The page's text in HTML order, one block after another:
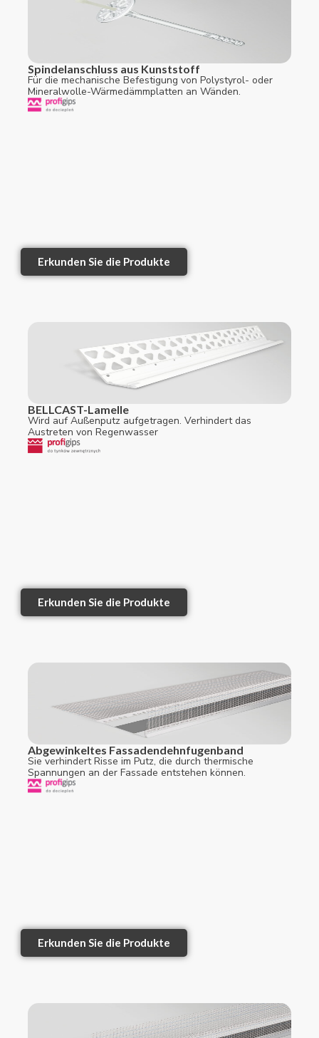
Spindelanschluss aus Kunststoff
Für die mechanische Befestigung von Polystyrol- oder
Mineralwolle-Wärmedämmplatten an Wänden.
Erkunden Sie die Produkte
BELLCAST-Lamelle
Wird auf Außenputz aufgetragen. Verhindert das
Austreten von Regenwasser
Erkunden Sie die Produkte
Abgewinkeltes Fassadendehnfugenband
Sie verhindert Risse im Putz, die durch thermische
Spannungen an der Fassade entstehen können.
Erkunden Sie die Produkte